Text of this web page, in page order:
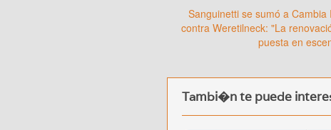
Sanguinetti se sumó a
contra Weretilneck: "La
puesta en
Tambi�n te puede